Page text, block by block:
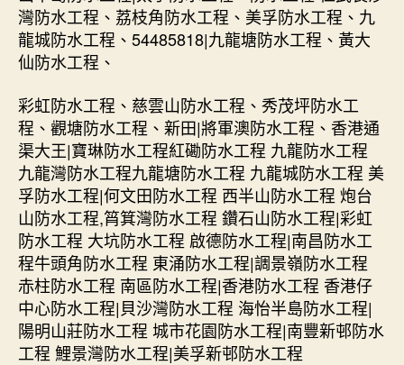
灣防水工程、荔枝角防水工程、美孚防水工程、九
龍城防水工程、54485818|九龍塘防水工程、黃大
仙防水工程、
彩虹防水工程、慈雲山防水工程、秀茂坪防水工
程、觀塘防水工程、新田|將軍澳防水工程、香港通
渠大王|寶琳防水工程紅磡防水工程 九龍防水工程
九龍灣防水工程九龍塘防水工程 九龍城防水工程 美
孚防水工程|何文田防水工程 西半山防水工程 炮台
山防水工程,筲箕灣防水工程 鑽石山防水工程|彩虹
防水工程 大坑防水工程 啟德防水工程|南昌防水工
程牛頭角防水工程 東涌防水工程|調景嶺防水工程
赤柱防水工程 南區防水工程|香港防水工程 香港仔
中心防水工程|貝沙灣防水工程 海怡半島防水工程|
陽明山莊防水工程 城市花園防水工程|南豐新邨防水
工程 鯉景灣防水工程|美孚新邨防水工程